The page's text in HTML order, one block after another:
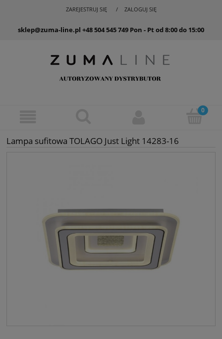
ZAREJESTRUJ SIĘ ZALOGUJ SIĘ
sklep@zuma-line.pl +48 504 545 749 Pon - Pt od 8:00 do 15:00
Lampa sufitowa TOLAGO Just Light 14283-16